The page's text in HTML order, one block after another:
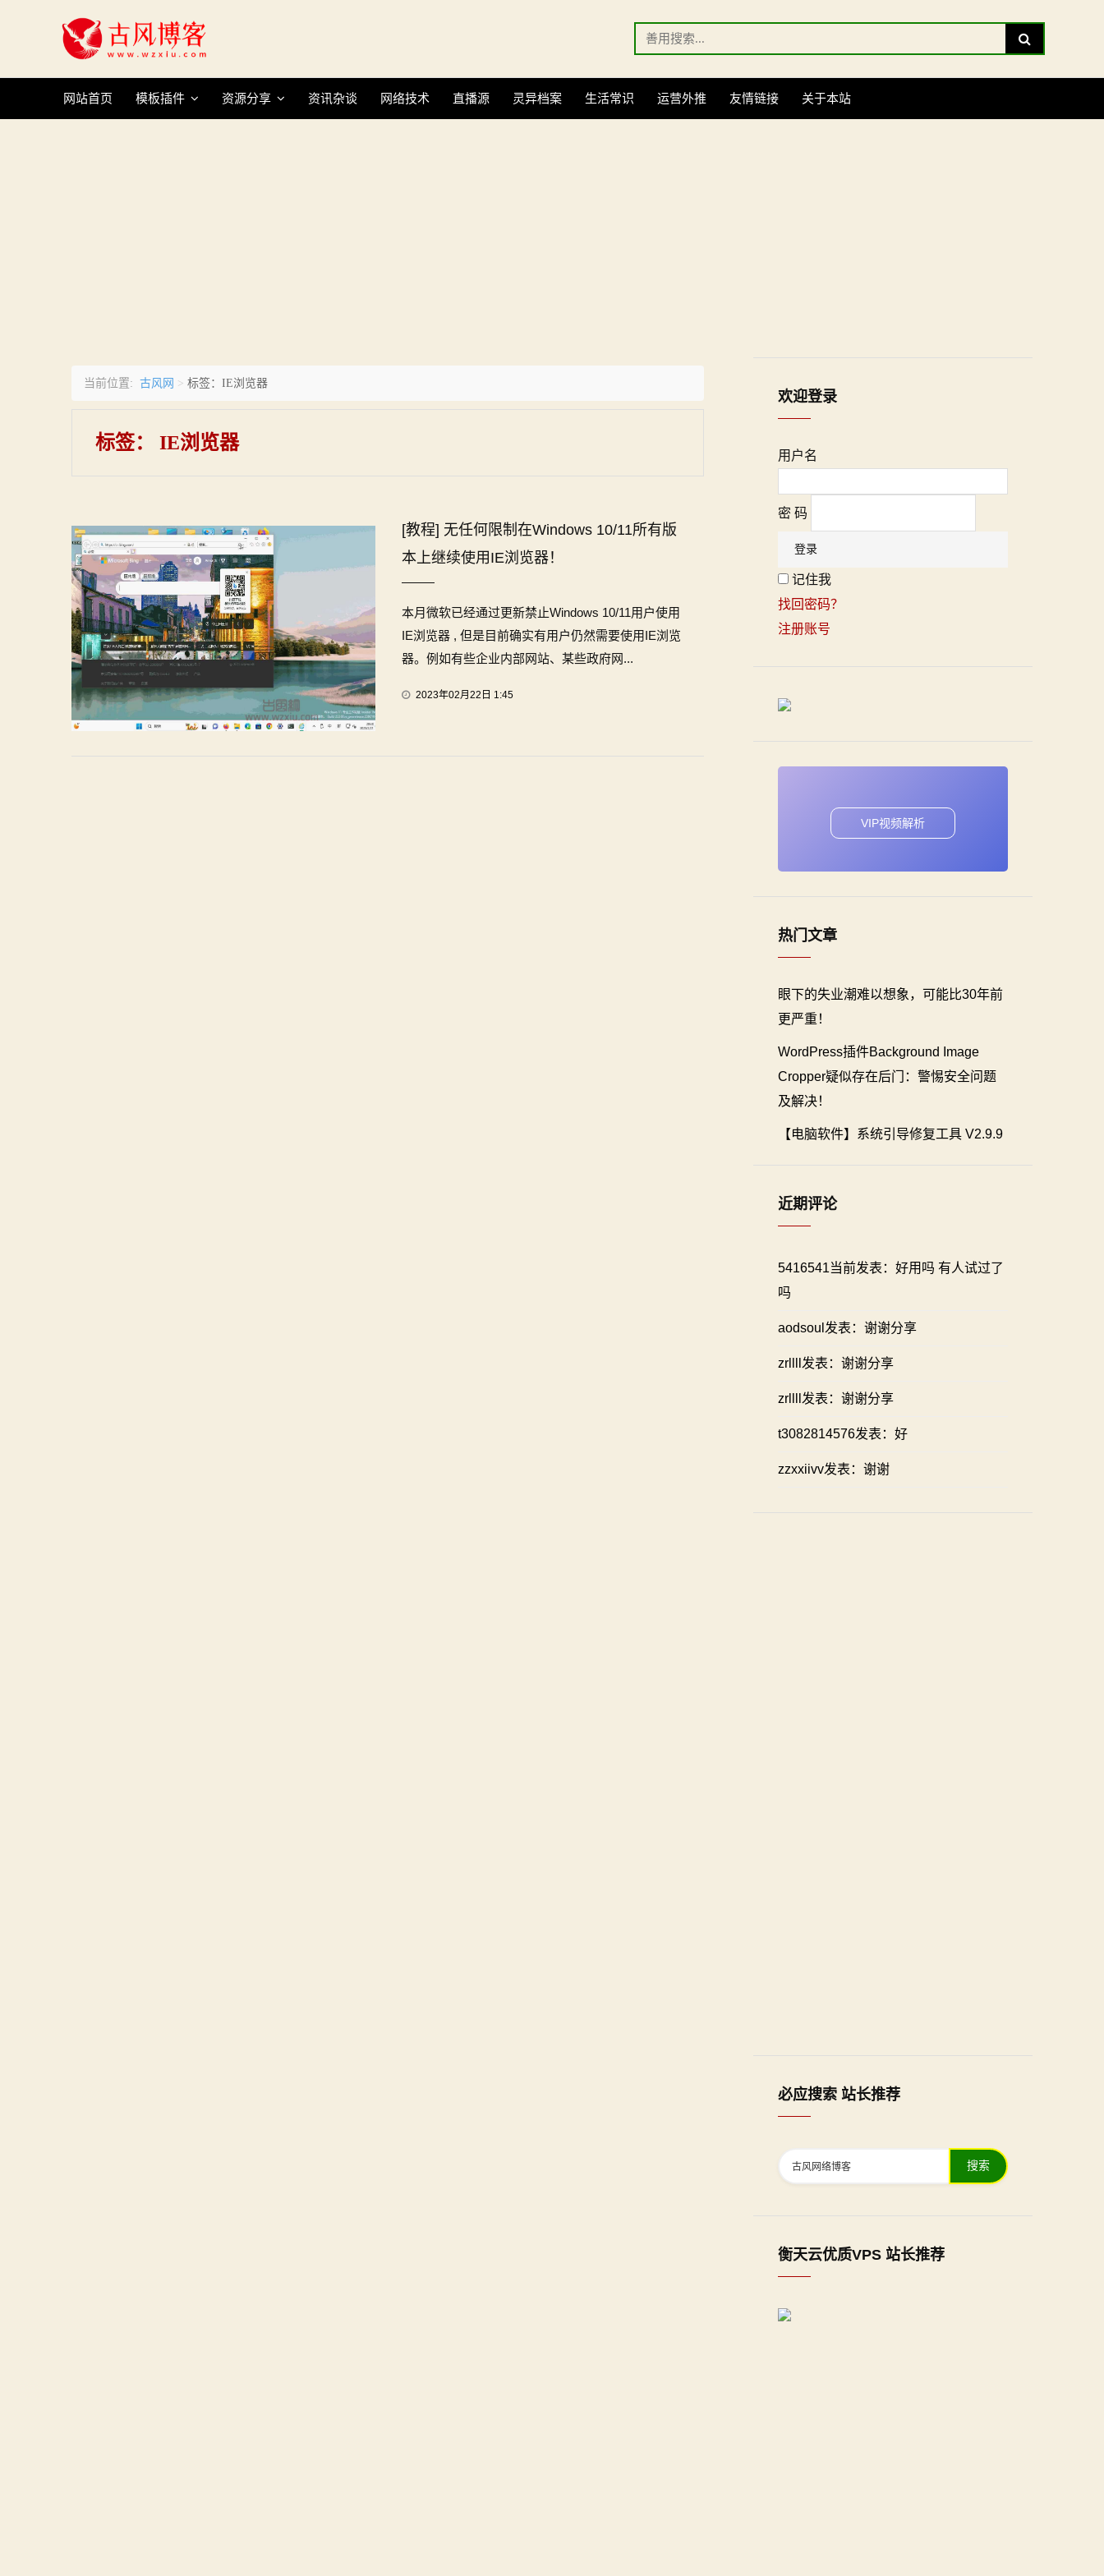
Search
for:
Search
网站首页 模板插件 资源分享 资讯杂谈 网络技术 直播源 灵异档案 生活常识 运营外推 友情链接 关于本站
当前位置: 古风网 > 标签：IE浏览器
标签： IE浏览器
[教程] 无任何限制在Windows 10/11所有版
本上继续使用IE浏览器！
本月微软已经通过更新禁止Windows 10/11用户使用
IE浏览器 , 但是目前确实有用户仍然需要使用IE浏览
器。例如有些企业内部网站、某些政府网...
2023年02月22日 1:45
欢迎登录
用户名
密 码
记住我
找回密码？
注册账号
VIP视频解析
热门文章
眼下的失业潮难以想象，可能比30年前
更严重！
WordPress插件Background Image
Cropper疑似存在后门：警惕安全问题
及解决！
【电脑软件】系统引导修复工具 V2.9.9
近期评论
5416541当前发表：好用吗 有人试过了
吗
aodsoul发表：谢谢分享
zrllll发表：谢谢分享
zrllll发表：谢谢分享
t3082814576发表：好
zzxxiivv发表：谢谢
必应搜索 站长推荐
搜索
衡天云优质VPS 站长推荐